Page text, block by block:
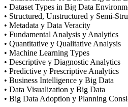
• Dataset Types in Big Data
• Structured, Unstructured y Semi-
• Metadata y Data Veracity
• Fundamental Analysis y Analytics
• Quantitative y Qualitative Analysis
• Machine Learning Types
• Descriptive y Diagnostic Analytics
• Predictive y Prescriptive Analytics
• Business Intelligence y Big Data
• Data Visualization y Big Data
• Big Data Adoption y Planning